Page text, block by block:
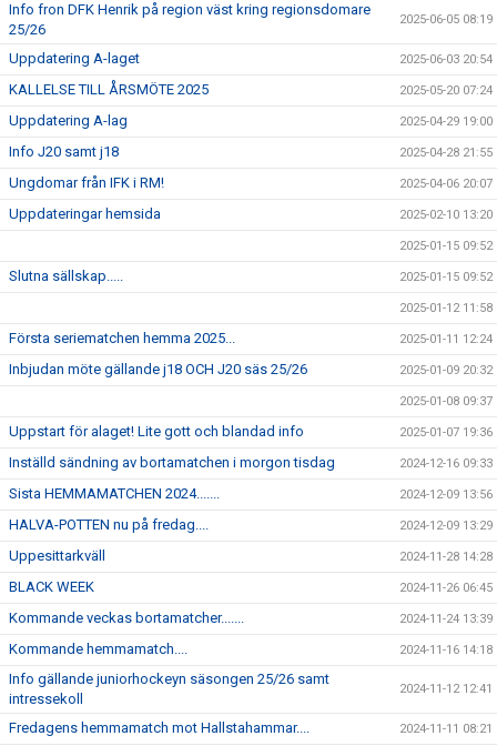
Info fron DFK Henrik på region väst kring regionsdomare
25/26
2025-06-05 08:19
Uppdatering A-laget 2025-06-03 20:54
KALLELSE TILL ÅRSMÖTE 2025 2025-05-20 07:24
Uppdatering A-lag 2025-04-29 19:00
Info J20 samt j18 2025-04-28 21:55
Ungdomar från IFK i RM! 2025-04-06 20:07
Uppdateringar hemsida 2025-02-10 13:20
2025-01-15 09:52
Slutna sällskap..... 2025-01-15 09:52
2025-01-12 11:58
Första seriematchen hemma 2025... 2025-01-11 12:24
Inbjudan möte gällande j18 OCH J20 säs 25/26 2025-01-09 20:32
2025-01-08 09:37
Uppstart för alaget! Lite gott och blandad info 2025-01-07 19:36
Inställd sändning av bortamatchen i morgon tisdag 2024-12-16 09:33
Sista HEMMAMATCHEN 2024....... 2024-12-09 13:56
HALVA-POTTEN nu på fredag.... 2024-12-09 13:29
Uppesittarkväll 2024-11-28 14:28
BLACK WEEK 2024-11-26 06:45
Kommande veckas bortamatcher....... 2024-11-24 13:39
Kommande hemmamatch.... 2024-11-16 14:18
Info gällande juniorhockeyn säsongen 25/26 samt
intressekoll
2024-11-12 12:41
Fredagens hemmamatch mot Hallstahammar.... 2024-11-11 08:21